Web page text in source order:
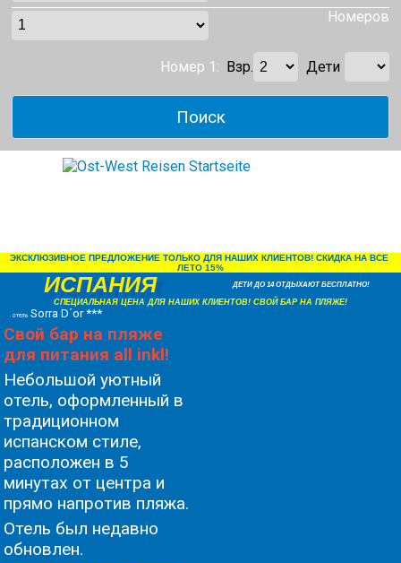
Номеров
Номер 1: Взр. Дети
ЭКСКЛЮЗИВНОЕ ПРЕДЛОЖЕНИЕ ТОЛЬКО ДЛЯ НАШИХ КЛИЕНТОВ! СКИДКА НА ВСЕ
ЛЕТО 15%
ИСПАНИЯ ДЕТИ ДО 14 ОТДЫХАЮТ БЕСПЛАТНО!
СПЕЦИАЛЬНАЯ ЦЕНА ДЛЯ НАШИХ КЛИЕНТОВ! СВОЙ БАР НА ПЛЯЖЕ!
отель Sorra D´or ***
Свой бар на пляже
для питания all inkl!
Небольшой уютный
отель, оформленный в
традиционном
испанском стиле,
расположен в 5
минутах от центра и
прямо напротив пляжа.
Oтель был недавно
обновлен.